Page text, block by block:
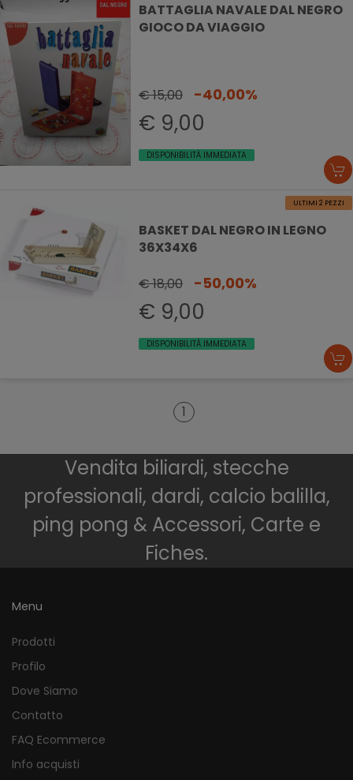
BATTAGLIA NAVALE DAL NEGRO
GIOCO DA VIAGGIO
€ 15,00 -40,00%
€ 9,00
DISPONIBILITÀ IMMEDIATA
ULTIMI 2 PEZZI
BASKET DAL NEGRO IN LEGNO
36X34X6
€ 18,00
-50,00%
€ 9,00
DISPONIBILITÀ IMMEDIATA
1
Vendita biliardi, stecche
professionali, dardi, calcio balilla,
ping pong & Accessori, Carte e
Fiches.
Menu
Prodotti
Profilo
Dove Siamo
Contatto
FAQ Ecommerce
Info acquisti